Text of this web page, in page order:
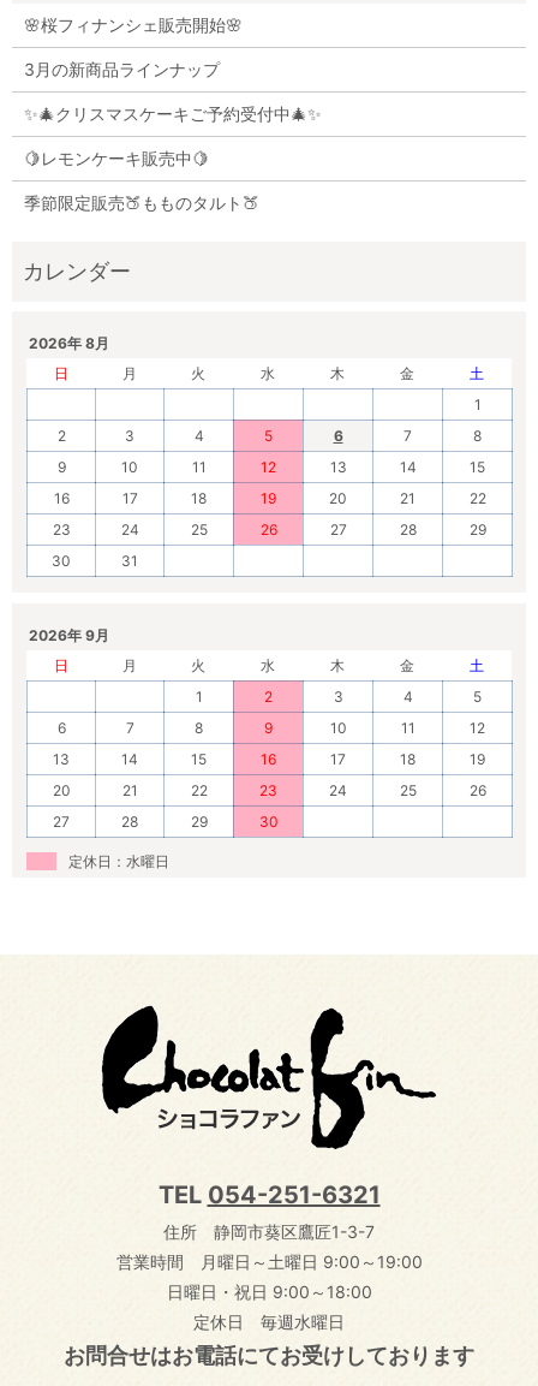
🌸桜フィナンシェ販売開始🌸
3月の新商品ラインナップ
✨🎄クリスマスケーキご予約受付中🎄✨
🍋レモンケーキ販売中🍋
季節限定販売🍑もものタルト🍑
2026年 8月
日
月 火 水 木 金
土
1
2
3 4 5 6 7
8
9
10 11 12 13 14
15
16
17 18 19 20 21
22
23
24 25 26 27 28
29
30
31
2026年 9月
日
月 火 水 木 金
土
1
2 3 4
5
6
7 8 9 10 11
12
13
14 15 16 17 18
19
20
21 22 23 24 25
26
27
28 29 30
定休日：水曜日
TEL 054-251-6321
住所 静岡市葵区鷹匠1-3-7
営業時間 月曜日～土曜日 9:00～19:00
日曜日・祝日 9:00～18:00
定休日 毎週水曜日
お問合せはお電話にてお受けしております